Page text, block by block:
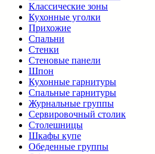
Классические зоны
Кухонные уголки
Прихожие
Спальни
Стенки
Стеновые панели
Шпон
Кухонные гарнитуры
Спальные гарнитуры
Журнальные группы
Сервировочный столик
Столешницы
Шкафы купе
Обеденные группы